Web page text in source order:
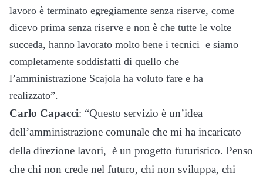
lavoro è terminato egregiamente senza riserve, come
dicevo prima senza riserve e non è che tutte le volte
succeda, hanno lavorato molto bene i tecnici e siamo
completamente soddisfatti di quello che
l’amministrazione Scajola ha voluto fare e ha
realizzato”.
Carlo Capacci: “Questo servizio è un’idea
dell’amministrazione comunale che mi ha incaricato
della direzione lavori, è un progetto futuristico. Penso
che chi non crede nel futuro, chi non sviluppa, chi